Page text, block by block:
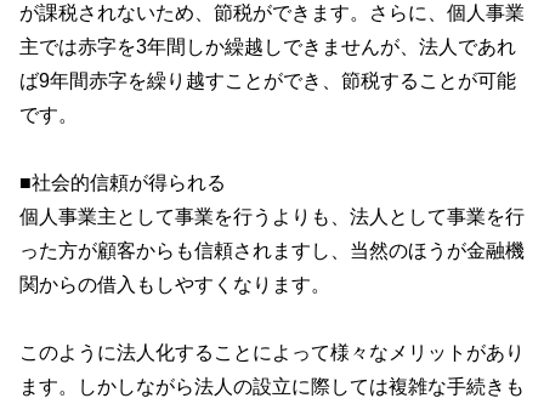
が課税されないため、節税ができます。さらに、個人事業
主では赤字を3年間しか繰越しできませんが、法人であれ
ば9年間赤字を繰り越すことができ、節税することが可能
です。
■社会的信頼が得られる
個人事業主として事業を行うよりも、法人として事業を行
った方が顧客からも信頼されますし、当然のほうが金融機
関からの借入もしやすくなります。
このように法人化することによって様々なメリットがあり
ます。しかしながら法人の設立に際しては複雑な手続きも